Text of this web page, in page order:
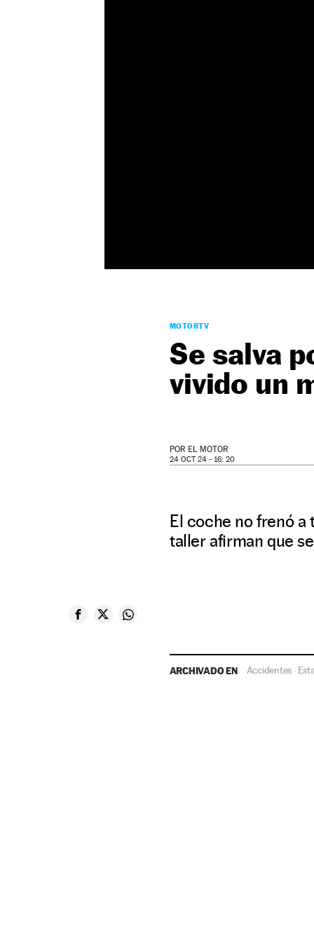
MOTORTV
Se salva
vivido un
POR EL MOTOR
24 OCT 24 - 16: 20
El coche no frenó a
taller afirman que
ARCHIVADO EN Accidentes ·